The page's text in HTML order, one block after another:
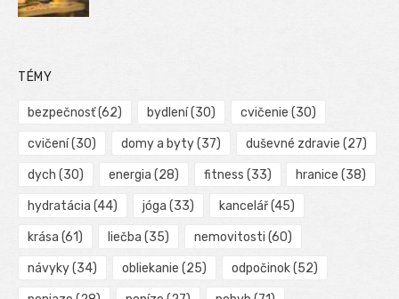
TÉMY
bezpečnosť(62) bydlení(30) cvičenie (30)
cvičení(30) domy a byty(37) duševné zdravie (27)
dych (30) energia (28) fitness (33) hranice (38)
hydratácia (44) jóga (33) kancelář(45)
krása (61) liečba (35) nemovitosti (60)
návyky(34) obliekanie (25) odpočinok(52)